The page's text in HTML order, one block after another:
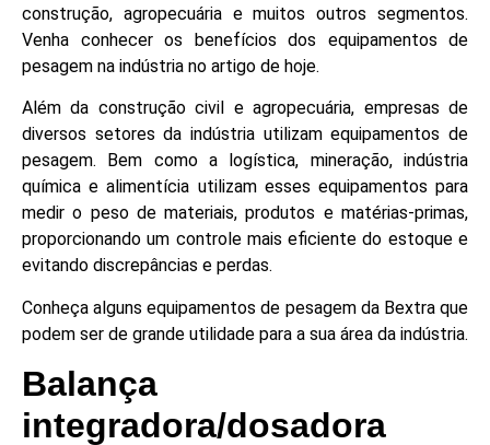
construção, agropecuária e muitos outros segmentos.
Venha conhecer os benefícios dos equipamentos de
pesagem na indústria no artigo de hoje.
Além da construção civil e agropecuária, empresas de
diversos setores da indústria utilizam equipamentos de
pesagem. Bem como a logística, mineração, indústria
química e alimentícia utilizam esses equipamentos para
medir o peso de materiais, produtos e matérias-primas,
proporcionando um controle mais eficiente do estoque e
evitando discrepâncias e perdas.
Conheça alguns equipamentos de pesagem da Bextra que
podem ser de grande utilidade para a sua área da indústria.
Balança
integradora/dosadora